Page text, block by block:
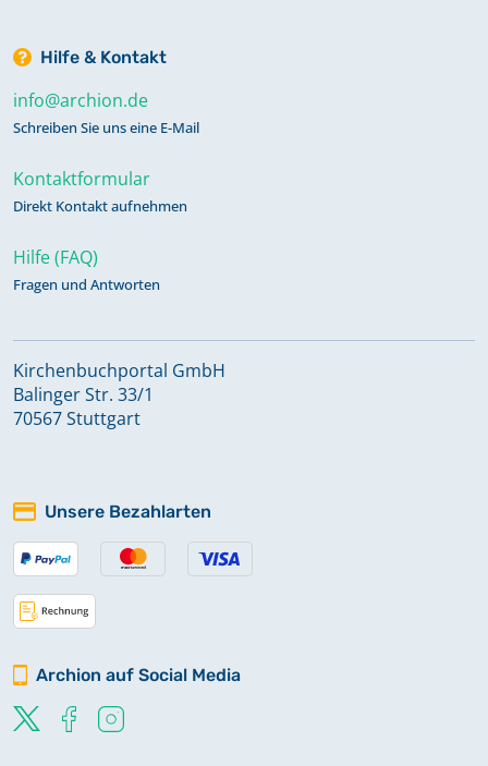
Hilfe & Kontakt
info@archion.de
Schreiben Sie uns eine E-Mail
Kontaktformular
Direkt Kontakt aufnehmen
Hilfe (FAQ)
Fragen und Antworten
Kirchenbuchportal GmbH
Balinger Str. 33/1
70567 Stuttgart
Unsere Bezahlarten
Archion auf Social Media